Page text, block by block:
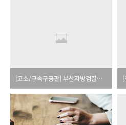
[고소/구속구공판] 부산지방검찰청 동부지청 2017형제199XX 사기, 사문서위조및동행사 [부산형사전문변호사]